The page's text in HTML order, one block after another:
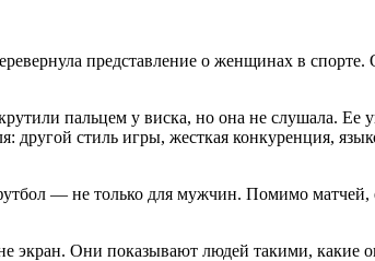
представление о женщинах в
пальцем у виска, но она не слушала.
стиль игры, жесткая конкуренция,
— не только для мужчин. Помимо
экран. Они показывают людей такими, какие